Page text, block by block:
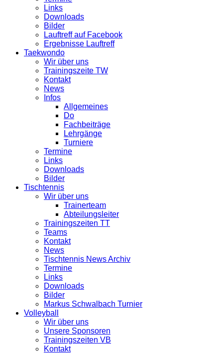
Links
Downloads
Bilder
Lauftreff auf Facebook
Ergebnisse Lauftreff
Taekwondo
Wir über uns
Trainingszeite TW
Kontakt
News
Infos
Allgemeines
Do
Fachbeiträge
Lehrgänge
Turniere
Termine
Links
Downloads
Bilder
Tischtennis
Wir über uns
Trainerteam
Abteilungsleiter
Trainingszeiten TT
Teams
Kontakt
News
Tischtennis News Archiv
Termine
Links
Downloads
Bilder
Markus Schwalbach Turnier
Volleyball
Wir über uns
Unsere Sponsoren
Trainingszeiten VB
Kontakt